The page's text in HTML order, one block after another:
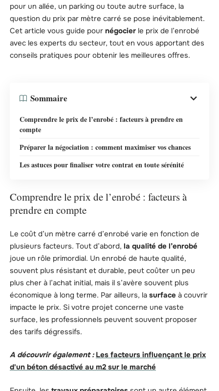
pour un allée, un parking ou toute autre surface, la
question du prix par mètre carré se pose inévitablement.
Cet article vous guide pour négocier le prix de l’enrobé
avec les experts du secteur, tout en vous apportant des
conseils pratiques pour obtenir les meilleures offres.
Sommaire
Comprendre le prix de l’enrobé : facteurs à prendre en
compte
Préparer la négociation : comment maximiser vos chances
Les astuces pour finaliser votre contrat en toute sérénité
Comprendre le prix de l’enrobé : facteurs à
prendre en compte
Le coût d’un mètre carré d’enrobé varie en fonction de
plusieurs facteurs. Tout d’abord, la qualité de l’enrobé
joue un rôle primordial. Un enrobé de haute qualité,
souvent plus résistant et durable, peut coûter un peu
plus cher à l’achat initial, mais il s’avère souvent plus
économique à long terme. Par ailleurs, la surface à couvrir
impacte le prix. Si votre projet concerne une vaste
surface, les professionnels peuvent souvent proposer
des tarifs dégressifs.
A découvrir également : Les facteurs influençant le prix
d'un béton désactivé au m2 sur le marché